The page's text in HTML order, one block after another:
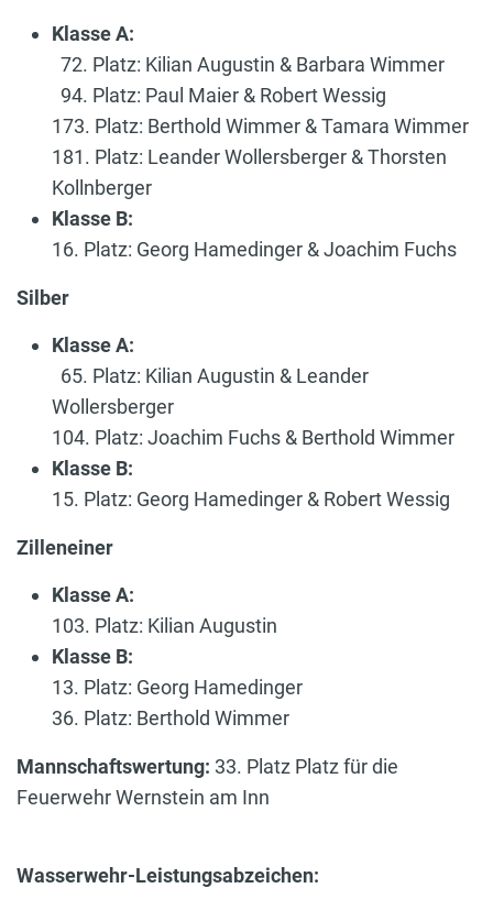
Klasse A:
72. Platz: Kilian Augustin & Barbara Wimmer
94. Platz: Paul Maier & Robert Wessig
173. Platz: Berthold Wimmer & Tamara Wimmer
181. Platz: Leander Wollersberger & Thorsten
Kollnberger
Klasse B:
16. Platz: Georg Hamedinger & Joachim Fuchs
Silber
Klasse A:
65. Platz: Kilian Augustin & Leander
Wollersberger
104. Platz: Joachim Fuchs & Berthold Wimmer
Klasse B:
15. Platz: Georg Hamedinger & Robert Wessig
Zilleneiner
Klasse A:
103. Platz: Kilian Augustin
Klasse B:
13. Platz: Georg Hamedinger
36. Platz: Berthold Wimmer
Mannschaftswertung: 33. Platz Platz für die
Feuerwehr Wernstein am Inn
Wasserwehr-Leistungsabzeichen: